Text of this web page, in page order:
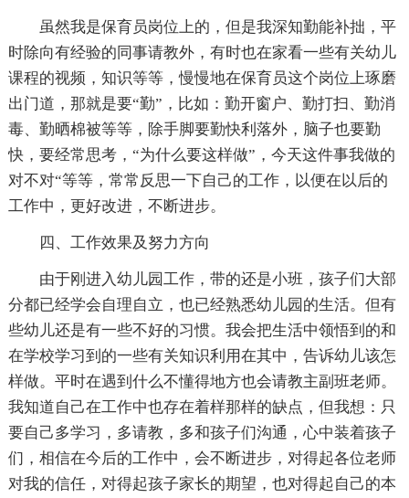
虽然我是保育员岗位上的，但是我深知勤能补拙，平
时除向有经验的同事请教外，有时也在家看一些有关幼儿
课程的视频，知识等等，慢慢地在保育员这个岗位上琢磨
出门道，那就是要“勤”，比如：勤开窗户、勤打扫、勤消
毒、勤晒棉被等等，除手脚要勤快利落外，脑子也要勤
快，要经常思考，“为什么要这样做”，今天这件事我做的
对不对“等等，常常反思一下自己的工作，以便在以后的
工作中，更好改进，不断进步。
四、工作效果及努力方向
由于刚进入幼儿园工作，带的还是小班，孩子们大部
分都已经学会自理自立，也已经熟悉幼儿园的生活。但有
些幼儿还是有一些不好的习惯。我会把生活中领悟到的和
在学校学习到的一些有关知识利用在其中，告诉幼儿该怎
样做。平时在遇到什么不懂得地方也会请教主副班老师。
我知道自己在工作中也存在着样那样的缺点，但我想：只
要自己多学习，多请教，多和孩子们沟通，心中装着孩子
们，相信在今后的工作中，会不断进步，对得起各位老师
对我的信任，对得起孩子家长的期望，也对得起自己的本